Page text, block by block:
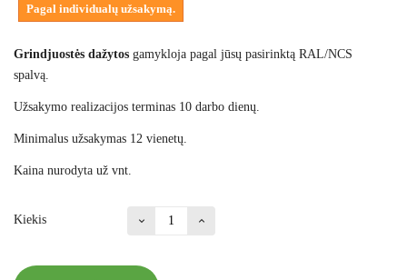
Pagal individualų užsakymą.
Grindjuostės dažytos gamykloja pagal jūsų pasirinktą RAL/NCS
spalvą.
Užsakymo realizacijos terminas 10 darbo dienų.
Minimalus užsakymas 12 vienetų.
Kaina nurodyta už vnt.
Kiekis